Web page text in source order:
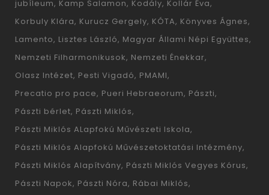
jubíleum Kamp Salamon Kodály Kollár Éva
Korbuly Klára Kurucz Gergely KÓTA Könyves Ágnes
Lamento Lisztes László Magyar Állami Népi Együttes
Nemzeti Filharmonikusok Nemzeti Énekkar
Olasz Intézet Pesti Vigadó PMAMI
Precatio pro pace Pueri Hebraeorum Pászti
Pászti bérlet Pászti Miklós
Pászti Miklós ALapfokú Művészeti Iskola
Pászti Miklós Alapfokú Művészetoktatási Intézmény
Pászti Miklós Alapítvány Pászti Miklós Vegyes Kórus
Pászti Napok Pászti Nóra Rábai Miklós